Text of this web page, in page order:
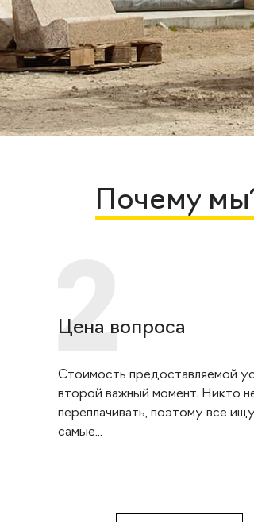
Почему
Цена вопроса
Стоимость предоставляемой
второй важный момент. Никто
переплачивать, поэтому все
самые...